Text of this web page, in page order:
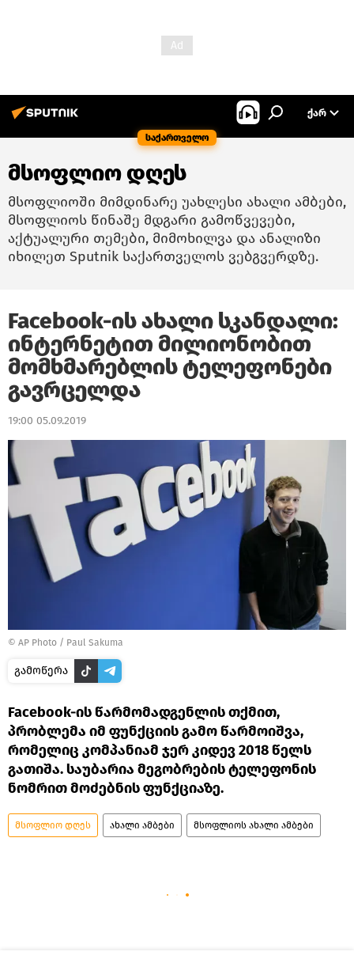
საქართველო
ᲥᲐᲠ
მსოფლიო დღეს
მსოფლიოში მიმდინარე უახლესი ახალი ამბები,
მსოფლიოს წინაშე მდგარი გამოწვევები,
აქტუალური თემები, მიმოხილვა და ანალიზი
იხილეთ Sputnik საქართველოს ვებგვერდზე.
Facebook-ის ახალი სკანდალი:
ინტერნეტით მილიონობით
მომხმარებლის ტელეფონები
გავრცელდა
19:00 05.09.2019
© AP Photo / Paul Sakuma
გამოწერა
Facebook-ის წარმომადგენლის თქმით,
პრობლემა იმ ფუნქციის გამო წარმოიშვა,
რომელიც კომპანიამ ჯერ კიდევ 2018 წელს
გათიშა. საუბარია მეგობრების ტელეფონის
ნომრით მოძებნის ფუნქციაზე.
მსოფლიო დღეს ახალი ამბები მსოფლიოს ახალი ამბები